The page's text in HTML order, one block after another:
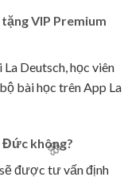
VIP Premium
Deutsch, học viên
bài học trên App La
Đức không?
được tư vấn định